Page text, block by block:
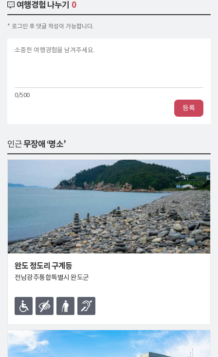
여행경험 나누기 0
* 로그인 후 댓글 작성이 가능합니다.
0/500
등록
인근무장애 ‘명소’
완도 정도리 구계등
전남광주통합특별시 완도군